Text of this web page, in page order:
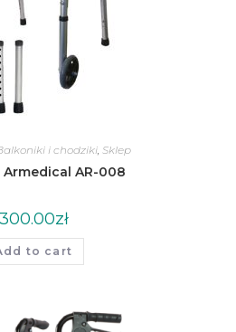
i chodziki, Sklep
AR-008
300.00zł
to cart